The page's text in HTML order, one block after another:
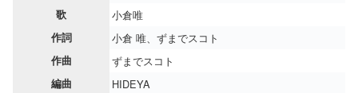
歌 小倉唯
作詞 小倉 唯、ずまでスコト
作曲 ずまでスコト
編曲 HIDEYA